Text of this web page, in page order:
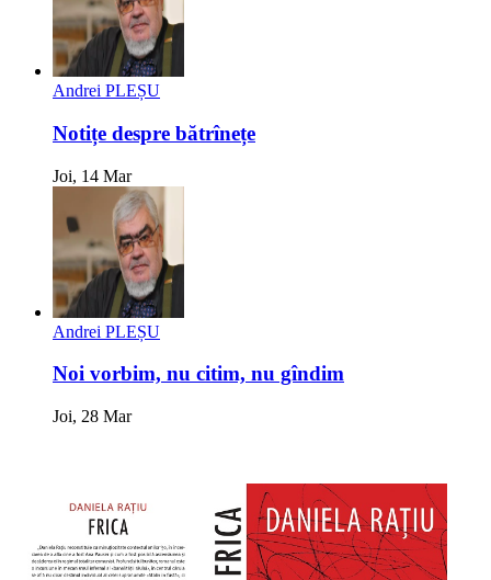
Andrei PLEȘU
Notițe despre bătrînețe
Joi, 14 Mar
Andrei PLEȘU
Noi vorbim, nu citim, nu gîndim
Joi, 28 Mar